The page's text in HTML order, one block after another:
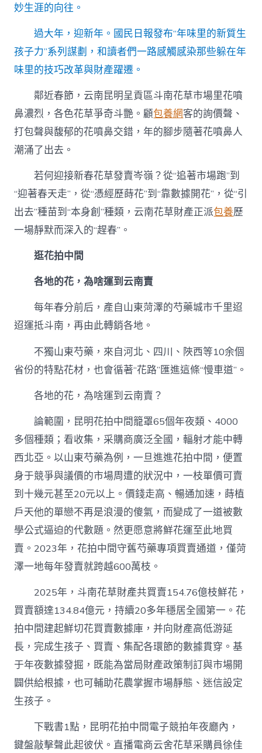
新
招〉
中
妙生涯的向往。
過大年，迎新年。國民日報發布“年味里的新質生
孩子力”系列謀劃，和讀者們一路感觸感染那些躲在年
味里的技巧改革與財產躍遷。
鄰近春節，云南昆明呈貢區斗南花草市場里花噴
鼻濃烈，各色花草爭奇斗艷。顧包養網客的詢價聲、
打包聲與馥郁的花噴鼻交錯，年的腳步隨著花噴鼻人
潮涌了出去。
若何迎接新春花草發賣岑嶺？從“追著市場跑”到
“迎著春天走”，從“憑經歷蒔花”到“靠數據開花”，從“引
出去”種苗到“本身創”種類，云南花草財產正派包養歷
一場靜默而深入的“趕春”。
逛花拍中間
各地的花，為啥運到云南賣
每年春分前后，產自山東菏澤的芍藥城市千里迢
迢運抵斗南，再由此轉銷各地。
不獨山東芍藥，來自河北、四川、陜西等10余個
省份的特點花材，也會循著“花路”匯進這條“慢車道”。
各地的花，為啥運到云南賣？
論範圍，昆明花拍中間籠罩65個年夜類、4000
多個種類；看收集，采購商廣泛全國，輻射才能中轉
西北亞。以山東芍藥為例，一旦進進花拍中間，便置
身于競爭與議價的市場周遭的狀況中，一枝單價可賣
到十幾元甚至20元以上。價錢走高、暢通加速，蒔植
戶天他的單戀不再是浪漫的傻氣，而變成了一道被數
學公式逼迫的代數題。然更愿意將鮮花運至此地買
賣。2023年，花拍中間守舊芍藥專項買賣通道，僅菏
澤一地每年發賣就跨越600萬枝。
2025年，斗南花草財產共買賣154.76億枝鮮花，
買賣額達134.84億元，持續20多年穩居全國第一。花
拍中間建起鮮切花買賣數據庫，并向財產高低游延
長，完成生孩子、買賣、集配各環節的數據貫穿。基
于年夜數據發掘，既能為當局財產政策制訂與市場開
闢供給根據，也可輔助花農掌握市場靜態、迷信設定
生孩子。
下戰書1點，昆明花拍中間電子競拍年夜廳內，
鍵盤敲擊聲此起彼伏。直播電商云舍花草采購員徐佳